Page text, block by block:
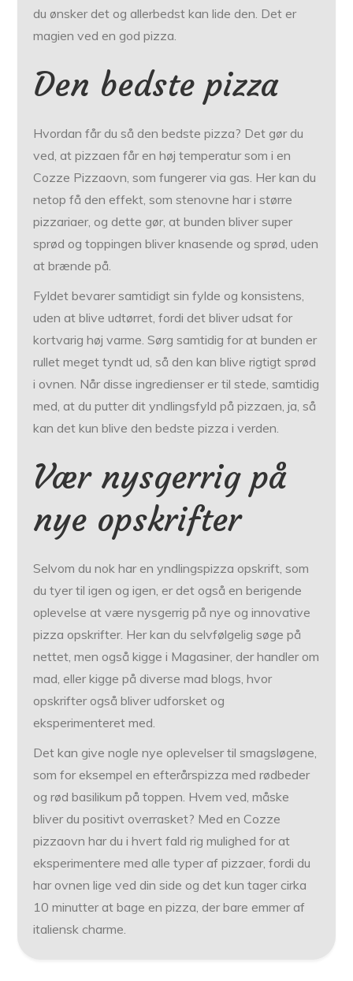
du ønsker det og allerbedst kan lide den. Det er
magien ved en god pizza.
Den bedste pizza
Hvordan får du så den bedste pizza? Det gør du
ved, at pizzaen får en høj temperatur som i en
Cozze Pizzaovn, som fungerer via gas. Her kan du
netop få den effekt, som stenovne har i større
pizzariaer, og dette gør, at bunden bliver super
sprød og toppingen bliver knasende og sprød, uden
at brænde på.
Fyldet bevarer samtidigt sin fylde og konsistens,
uden at blive udtørret, fordi det bliver udsat for
kortvarig høj varme. Sørg samtidig for at bunden er
rullet meget tyndt ud, så den kan blive rigtigt sprød
i ovnen. Når disse ingredienser er til stede, samtidig
med, at du putter dit yndlingsfyld på pizzaen, ja, så
kan det kun blive den bedste pizza i verden.
Vær nysgerrig på
nye opskrifter
Selvom du nok har en yndlingspizza opskrift, som
du tyer til igen og igen, er det også en berigende
oplevelse at være nysgerrig på nye og innovative
pizza opskrifter. Her kan du selvfølgelig søge på
nettet, men også kigge i Magasiner, der handler om
mad, eller kigge på diverse mad blogs, hvor
opskrifter også bliver udforsket og
eksperimenteret med.
Det kan give nogle nye oplevelser til smagsløgene,
som for eksempel en efterårspizza med rødbeder
og rød basilikum på toppen. Hvem ved, måske
bliver du positivt overrasket? Med en Cozze
pizzaovn har du i hvert fald rig mulighed for at
eksperimentere med alle typer af pizzaer, fordi du
har ovnen lige ved din side og det kun tager cirka
10 minutter at bage en pizza, der bare emmer af
italiensk charme.